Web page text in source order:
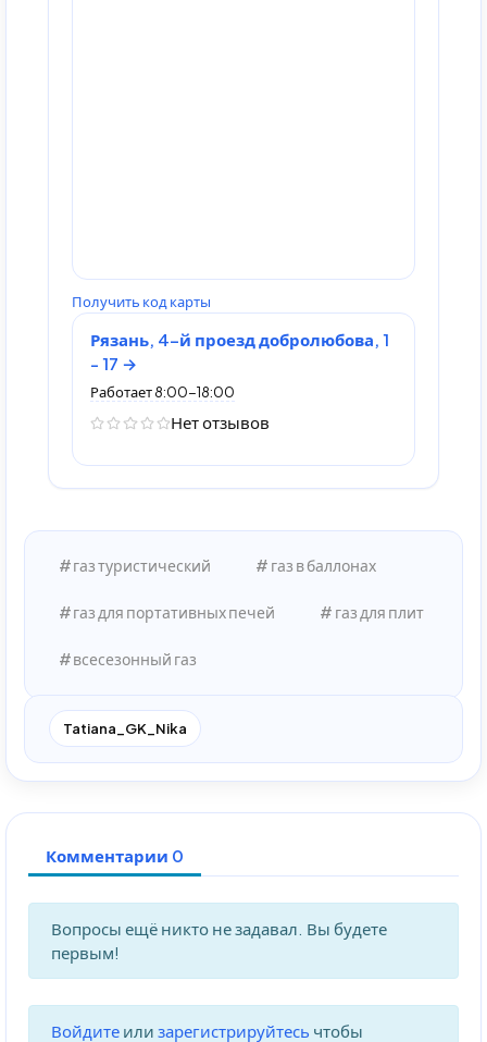
Рязань, 4-й проезд добролюбова, 1
- 17
Работает 8:00-18:00
Нет отзывов
Получить код карты
газ туристический газ в баллонах
газ для портативных печей газ для плит
всесезонный газ
Tatiana_GK_Nika
Комментарии 0
Вопросы ещё никто не задавал. Вы будете
первым!
Войдите или зарегистрируйтесь чтобы